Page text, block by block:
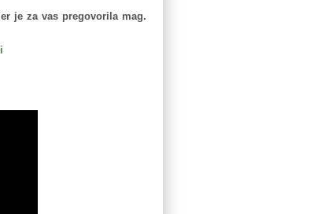
je za vas pregovorila mag.